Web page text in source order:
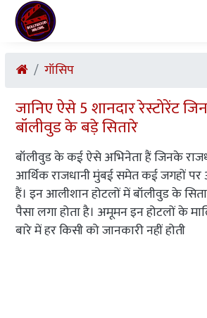
गॉसिप
जानिए ऐसे 5 शानदार रेस्टोरेंट
बॉलीवुड के बड़े सितारे
बॉलीवुड के कई ऐसे अभिनेता हैं जिनके
आर्थिक राजधानी मुंबई समेत कई जगहों
हैं। इन आलीशान होटलों में बॉलीवुड के
पैसा लगा होता है। अमूमन इन होटलों के
बारे में हर किसी को जानकारी नहीं होती